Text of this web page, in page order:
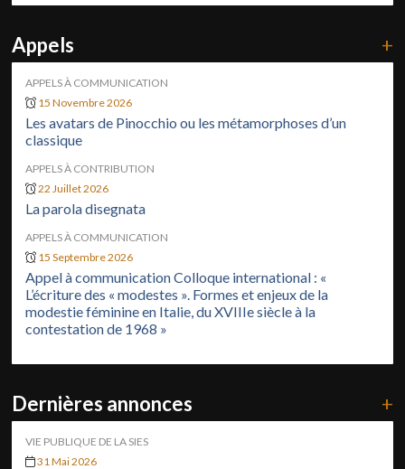
Appels +
APPELS À COMMUNICATION
15 Novembre 2026
Les avatars de Pinocchio ou les métamorphoses d’un
classique
APPELS À CONTRIBUTION
22 Juillet 2026
La parola disegnata
APPELS À COMMUNICATION
15 Septembre 2026
Appel à communication Colloque international : «
L’écriture des « modestes ». Formes et enjeux de la
modestie féminine en Italie, du XVIIIe siècle à la
contestation de 1968 »
Dernières annonces +
VIE PUBLIQUE DE LA SIES
31 Mai 2026